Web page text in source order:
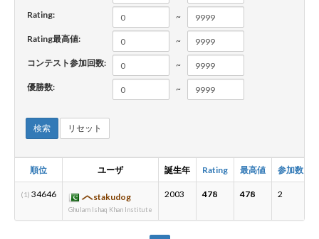
Rating: ~
Rating最高値: ~
コンテスト参加回数: ~
優勝数: ~
検索 リセット
順位 ユーザ 誕生年 Rating 最高値 参加数
(1) 34646 stakudog
Ghulam Ishaq Khan Institute
2003 478 478 2